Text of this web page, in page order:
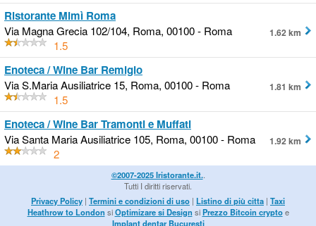
Ristorante Mimì Roma
Via Magna Grecia 102/104, Roma, 00100 - Roma
1.5
1.62 km
Enoteca / Wine Bar Remigio
Via S.Maria Ausiliatrice 15, Roma, 00100 - Roma
1.5
1.81 km
Enoteca / Wine Bar Tramonti e Muffati
Via Santa Maria Ausiliatrice 105, Roma, 00100 - Roma
2
1.92 km
©2007-2025 Iristorante.it..
Tutti I diritti riservati.
Privacy Policy | Termini e condizioni di uso | Listino di più citta | Taxi
Heathrow to London siOptimizare si Design siPrezzo Bitcoin cryptoe
Implant dentar Bucuresti